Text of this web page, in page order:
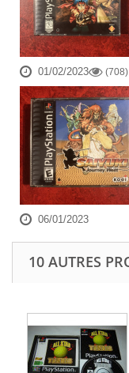
01/02/2023 (708)
06/01/2023
10 AUTRES